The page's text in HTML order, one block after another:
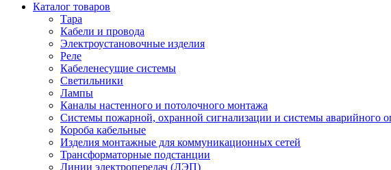
Каталог товаров
Тара
Кабели и провода
Электроустановочные изделия
Реле
Кабеленесущие системы
Светильники
Лампы
Каналы настенного и потолочного монтажа
Системы пожарной, охранной сигнализации и системы аварийного
Короба кабельные
Изделия монтажные для коммуникационных сетей
Трансформаторные подстанции
Линии электропередач (ЛЭП)